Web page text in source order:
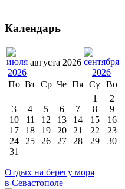
Календарь
августа 2026
По Вт Ср Че Пя Су Во
1
2
3
4 5 6 7 8
9
10
11 12 13 14 15
16
17
18 19 20 21 22
23
24
25 26 27 28 29
30
31
Отдых на берегу моря
в Севастополе